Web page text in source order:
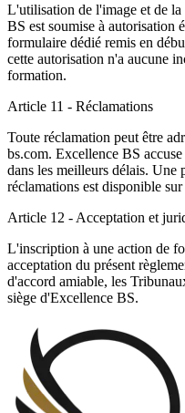
L'utilisation de l'image et de
BS est soumise à autorisation
formulaire dédié remis en
cette autorisation n'a aucune
formation.
Article 11 - Réclamations
Toute réclamation peut être
bs.com. Excellence BS
dans les meilleurs délais. Une
réclamations est disponible
Article 12 - Acceptation et
L'inscription à une action de
acceptation du présent
d'accord amiable, les
siège d'Excellence BS.